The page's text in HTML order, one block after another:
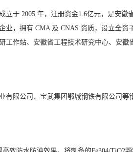
立于 2005 年，注册资金1.6亿元，是安
业，拥有 CMA 及 CNAS 资质，设立全
作站、安徽省工程技术研究中心、安徽
有限公司、宝武集团鄂城钢铁有限公司